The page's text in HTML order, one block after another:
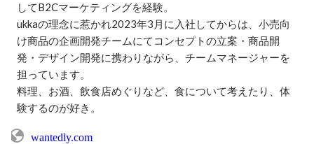
してB2Cマーケティングを経験。
ukkaの理念に惹かれ2023年3月に入社してからは、小売向
け商品の企画開発チームにてコンセプトの立案・商品開
発・デザイン開発に携わりながら、チームマネージャーを
担っています。
料理、お酒、飲食店めぐりなど、食について考えたり、体
験するのが好き。
wantedly.com